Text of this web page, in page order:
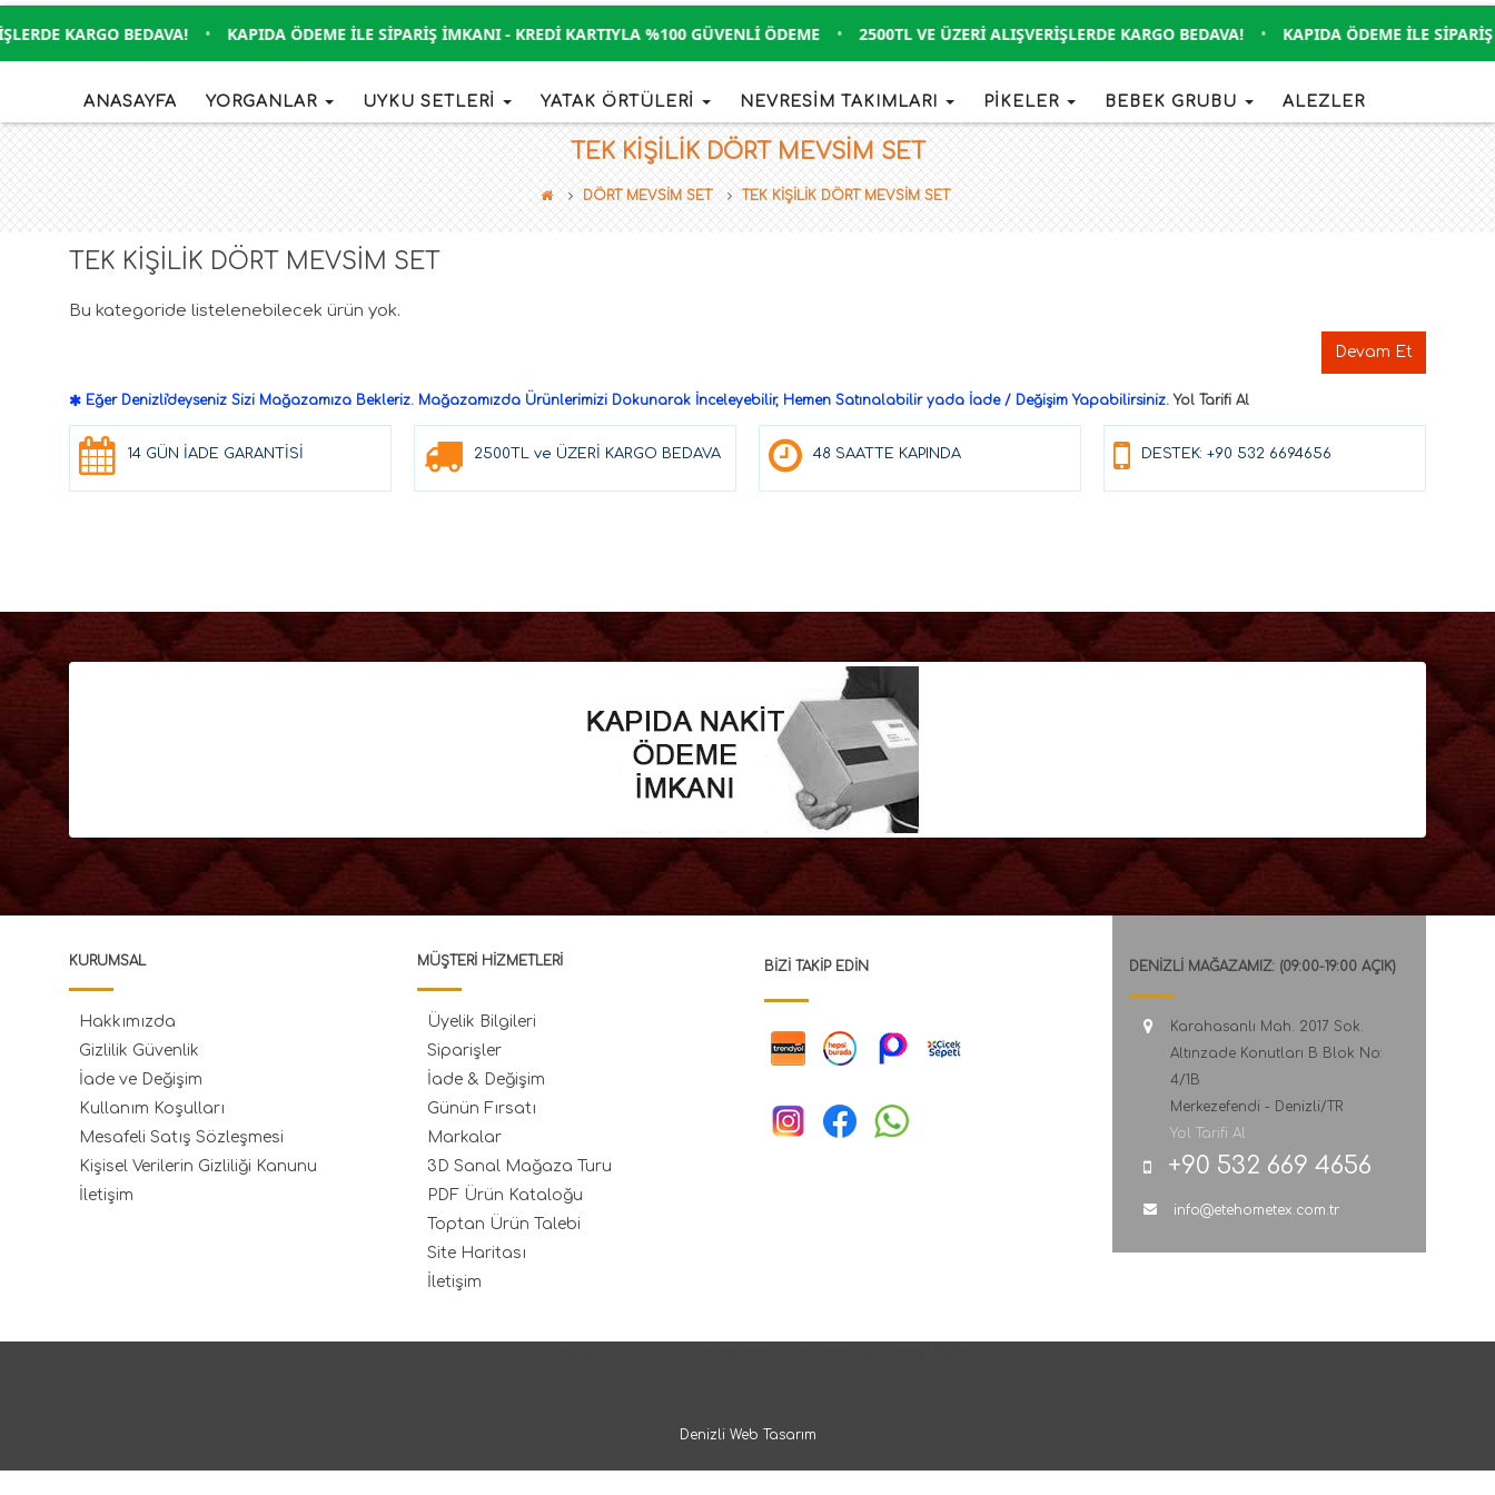
KARGO BEDAVA! KAPIDA ÖDEME İLE SIPARIŞ İMKANI - KREDI KARTIYLA %100 GÜVENLI ÖDEME 2500TL VE ÜZERI ALIŞVERIŞLERDE KARGO BEDAVA! KAPIDA ÖDEME İLE
ANASAYFA YORGANLAR UYKU SETLERİ YATAK ÖRTÜLERİ NEVRESİM TAKIMLARI PİKELER BEBEK GRUBU ALEZLER
TEK KİŞİLİK DÖRT MEVSİM SET
DÖRT MEVSİM SET TEK KİŞİLİK DÖRT MEVSİM SET
TEK KİŞİLİK DÖRT MEVSİM SET
Bu kategoride listelenebilecek ürün yok.
Devam Et
Eğer Denizli'deyseniz Sizi Mağazamıza Bekleriz. Mağazamızda Ürünlerimizi Dokunarak İnceleyebilir, Hemen Satınalabilir yada İade / Değişim Yapabilirsiniz. Yol Tarifi Al
14 GÜN İADE GARANTİSİ 2500TL ve ÜZERİ KARGO BEDAVA 48 SAATTE KAPINDA DESTEK: +90 532 6694656
KURUMSAL
Hakkımızda
Gizlilik Güvenlik
İade ve Değişim
Kullanım Koşulları
Mesafeli Satış Sözleşmesi
Kişisel Verilerin Gizliliği Kanunu
İletişim
MÜŞTERI HIZMETLERI
Üyelik Bilgileri
Siparişler
İade & Değişim
Günün Fırsatı
Markalar
3D Sanal Mağaza Turu
PDF Ürün Kataloğu
Toptan Ürün Talebi
Site Haritası
İletişim
BIZI TAKIP EDIN DENİZLİ MAĞAZAMIZ: (09:00-19:00 AÇIK)
Karahasanlı Mah. 2017 Sok.
Altınzade Konutları B Blok No:
4/1B
Merkezefendi - Denizli/TR
Yol Tarifi Al
+90 532 669 4656
info@etehometex.com.tr
Denizli Web Tasarım